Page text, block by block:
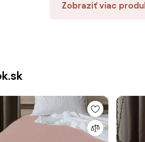
Zobraziť viac